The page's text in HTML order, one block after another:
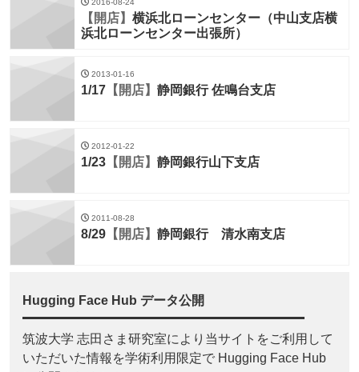
2016-08-24
【開店】 横浜北ローンセンター（中山支店横
浜北ローンセンター出張所）
2013-01-16
1/17 【開店】 静岡銀行 佐鳴台支店
2012-01-22
1/23 【開店】 静岡銀行山下支店
2011-08-28
8/29 【開店】 静岡銀行 清水南支店
Hugging Face Hub データ公開
筑波大学 志田さま研究室により当サイトをご利用して
いただいた情報を学術利用限定で Hugging Face Hub